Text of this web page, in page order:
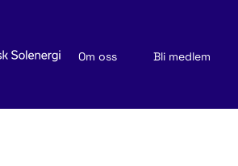
Om oss
Bli medlem
Nyheter och publikationer